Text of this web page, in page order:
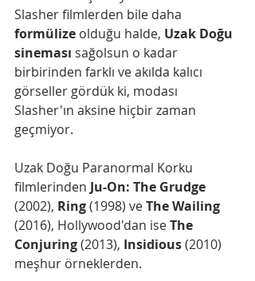
Slasher filmlerden bile daha
formülize olduğu halde, Uzak Doğu
sineması sağolsun o kadar
birbirinden farklı ve akılda kalıcı
görseller gördük ki, modası
Slasher'ın aksine hiçbir zaman
geçmiyor.
Uzak Doğu Paranormal Korku
filmlerinden Ju-On: The Grudge
(2002), Ring (1998) ve The Wailing
(2016), Hollywood'dan ise The
Conjuring (2013), Insidious (2010)
meşhur örneklerden.